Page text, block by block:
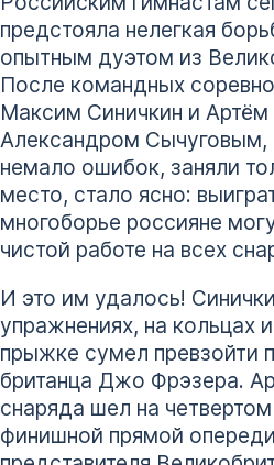
предстояла нелегкая
опытным дуэтом из
После командных
Максим Синичкин и Артём
Александром Сычуговым,
немало ошибок, заняли
место, стало ясно:
многоборье россияне
чистой работе на всех
И это им удалось!
упражнениях, на кольцах
прыжке сумел превзойти
британца Джо Фрэзера.
снаряда шел на
финишной прямой